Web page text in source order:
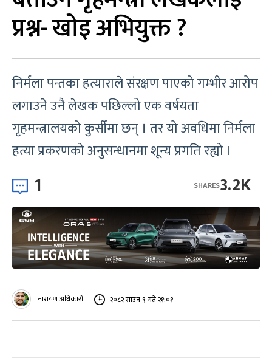
प्रश्न- खोइ अभियुक्त ?
निर्मला पन्तका हत्याराले संरक्षण पाएको गम्भीर आरोप
लगाउने उनै लेखक पछिल्लो एक वर्षयता
गृहमन्त्रालयको कुर्सीमा छन् । तर यो अवधिमा निर्मला
हत्या प्रकरणको अनुसन्धानमा शून्य प्रगति रह्यो ।
1 3.2K
SHARES
नारायण अधिकारी २०८२ साउन ९ गते २१:०१